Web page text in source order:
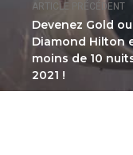
ARTICLE PRÉCÉDENT
Devenez Gold ou
Diamond Hilton
moins de 10
2021 !